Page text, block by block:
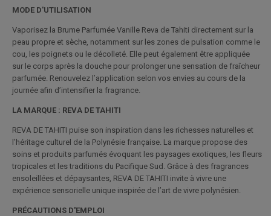
MODE D'UTILISATION
Vaporisez la Brume Parfumée Vanille Reva de Tahiti directement sur la
peau propre et sèche, notamment sur les zones de pulsation comme le
cou, les poignets ou le décolleté. Elle peut également être appliquée
sur le corps après la douche pour prolonger une sensation de fraîcheur
parfumée. Renouvelez l’application selon vos envies au cours de la
journée afin d’intensifier la fragrance.
LA MARQUE : REVA DE TAHITI
REVA DE TAHITI puise son inspiration dans les richesses naturelles et
l’héritage culturel de la Polynésie française. La marque propose des
soins et produits parfumés évoquant les paysages exotiques, les fleurs
tropicales et les traditions du Pacifique Sud. Grâce à des fragrances
ensoleillées et dépaysantes, REVA DE TAHITI invite à vivre une
expérience sensorielle unique inspirée de l’art de vivre polynésien.
PRÉCAUTIONS D'EMPLOI